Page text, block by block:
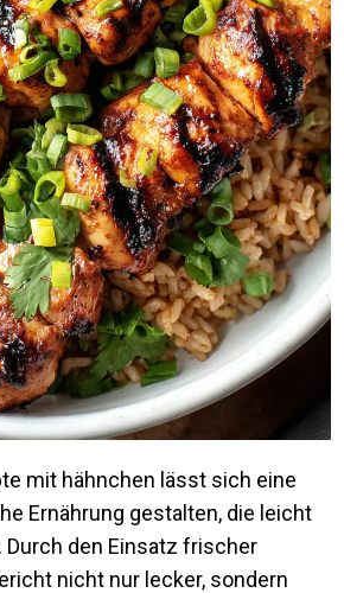
mit hähnchen lässt sich eine
Ernährung gestalten, die leicht
Durch den Einsatz frischer
nicht nur lecker, sondern